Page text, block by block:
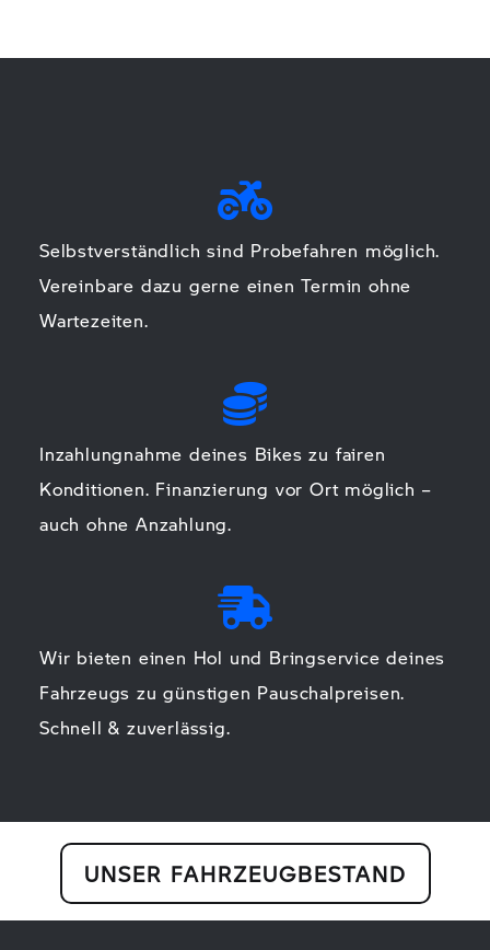
Selbstverständlich sind Probefahren möglich.
Vereinbare dazu gerne einen Termin ohne
Wartezeiten.
Inzahlungnahme deines Bikes zu fairen
Konditionen. Finanzierung vor Ort möglich –
auch ohne Anzahlung.
Wir bieten einen Hol und Bringservice deines
Fahrzeugs zu günstigen Pauschalpreisen.
Schnell & zuverlässig.
UNSER FAHRZEUGBESTAND